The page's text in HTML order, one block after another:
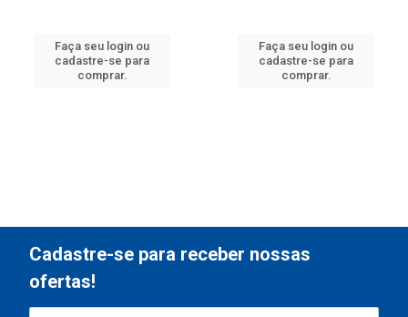
Faça seu login ou
cadastre-se para
comprar.
Faça seu login ou
cadastre-se para
comprar.
Cadastre-se para receber nossas
ofertas!